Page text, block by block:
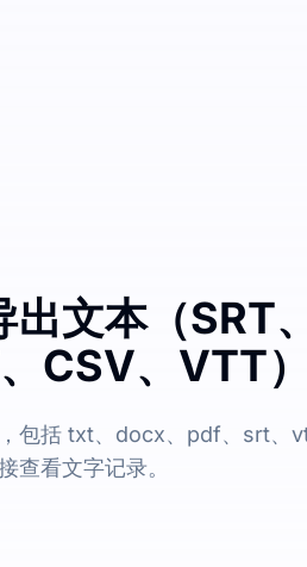
文本（SRT
CSV、VTT）
包括 txt、docx、pdf、srt、
查看文字记录。